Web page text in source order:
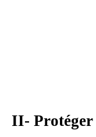
II- Protéger